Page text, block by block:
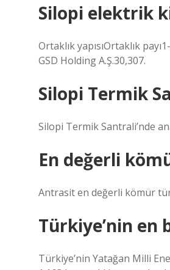
Silopi elektrik
Ortaklık yapısıOrtaklık
GSD Holding A.Ş.30,307.
Silopi Termik
Silopi Termik Santrali’nde
En değerli
Antrasit en değerli kömür
Türkiye’nin
Türkiye’nin Yatağan Milli